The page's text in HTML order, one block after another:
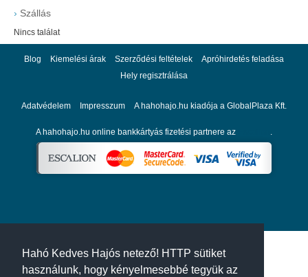
Hahó Kedves Hajós netező! HTTP sütiket
használunk, hogy kényelmesebbé tegyük az
› Szállás
Nincs találat
Blog Kiemelési árak Szerződési feltételek
Apróhirdetés feladása
Hely regisztrálása
Adatvédelem Impresszum A hahohajo.hu kiadója a GlobalPlaza Kft.
A hahohajo.hu online bankkártyás fizetési partnere az .